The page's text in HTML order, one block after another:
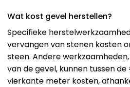
Wat kost gevel herstellen?
Specifieke
vervangen van stenen kosten
steen. Andere
van de gevel, kunnen tussen
vierkante meter kosten,